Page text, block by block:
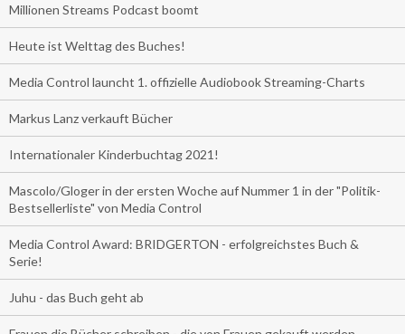
Millionen Streams Podcast boomt
Heute ist Welttag des Buches!
Media Control launcht 1. offizielle Audiobook Streaming-Charts
Markus Lanz verkauft Bücher
Internationaler Kinderbuchtag 2021!
Mascolo/Gloger in der ersten Woche auf Nummer 1 in der "Politik-
Bestsellerliste" von Media Control
Media Control Award: BRIDGERTON - erfolgreichstes Buch &
Serie!
Juhu - das Buch geht ab